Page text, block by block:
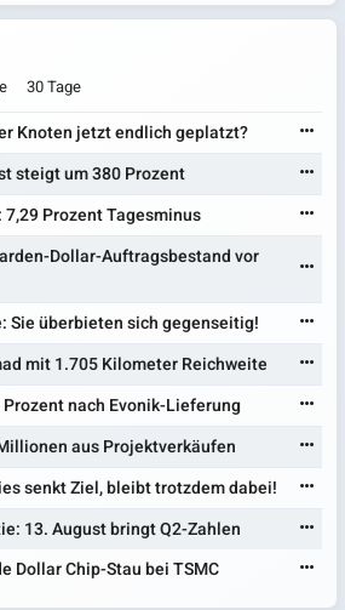
30 Tage
Knoten jetzt endlich geplatzt?
steigt um 380 Prozent
Prozent Tagesminus
Dollar-Auftragsbestand vor
Sie überbieten sich gegenseitig!
mit 1.705 Kilometer Reichweite
nach Evonik-Lieferung
aus Projektverkäufen
senkt Ziel, bleibt trotzdem dabei!
13. August bringt Q2-Zahlen
Dollar Chip-Stau bei TSMC